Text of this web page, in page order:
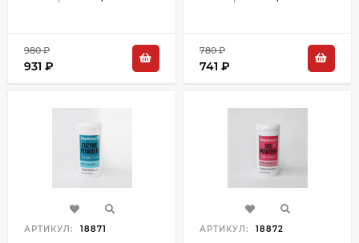
980 ₽
931 ₽
780 ₽
741 ₽
АРТИКУЛ: 18871 АРТИКУЛ: 18872